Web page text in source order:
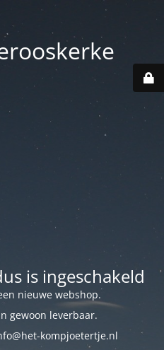
is ingeschakeld
nieuwe webshop.
gewoon leverbaar.
kompjoetertje.nl